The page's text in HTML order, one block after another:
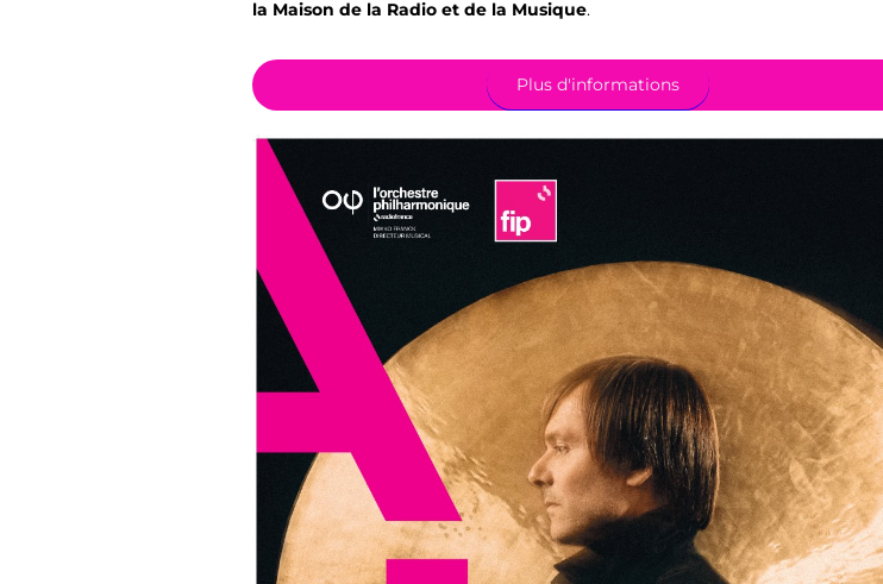
la Maison de la Radio et de la Musique.
Plus d'informations